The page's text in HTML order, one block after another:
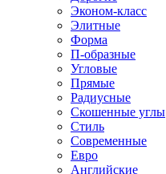
Эконом-класс
Элитные
Форма
П-образные
Угловые
Прямые
Радиусные
Скошенные углы
Стиль
Современные
Евро
Английские